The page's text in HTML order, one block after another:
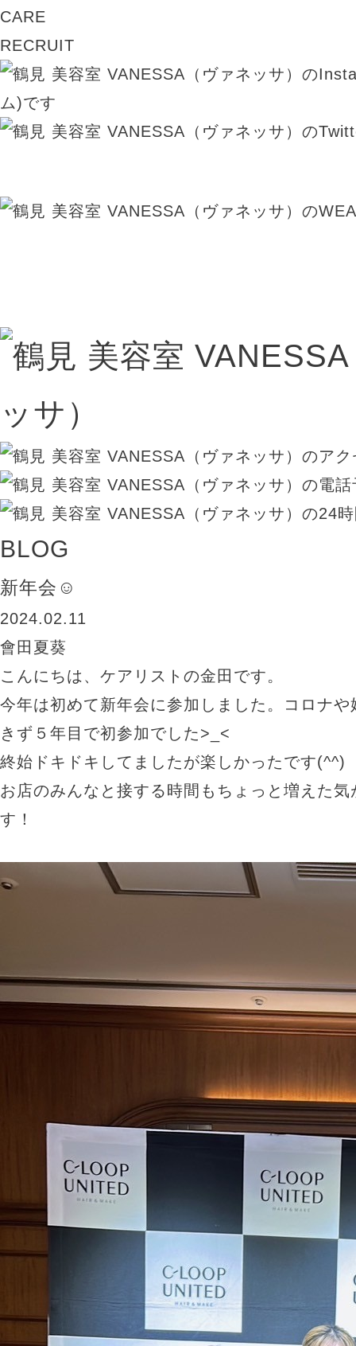
CARE
RECRUIT
BLOG
新年会☺︎
2024.02.11
會田夏葵
こんにちは、ケアリストの金田です。
今年は初めて新年会に参加しました。コロナ
きず５年目で初参加でした>_<
終始ドキドキしてましたが楽しかったです(^^)
お店のみんなと接する時間もちょっと増えた
す！